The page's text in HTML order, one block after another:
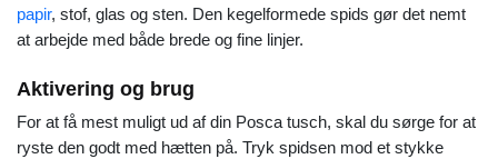
papir, stof, glas og sten. Den kegelformede spids gør det nemt
at arbejde med både brede og fine linjer.
Aktivering og brug
For at få mest muligt ud af din Posca tusch, skal du sørge for at
ryste den godt med hætten på. Tryk spidsen mod et stykke